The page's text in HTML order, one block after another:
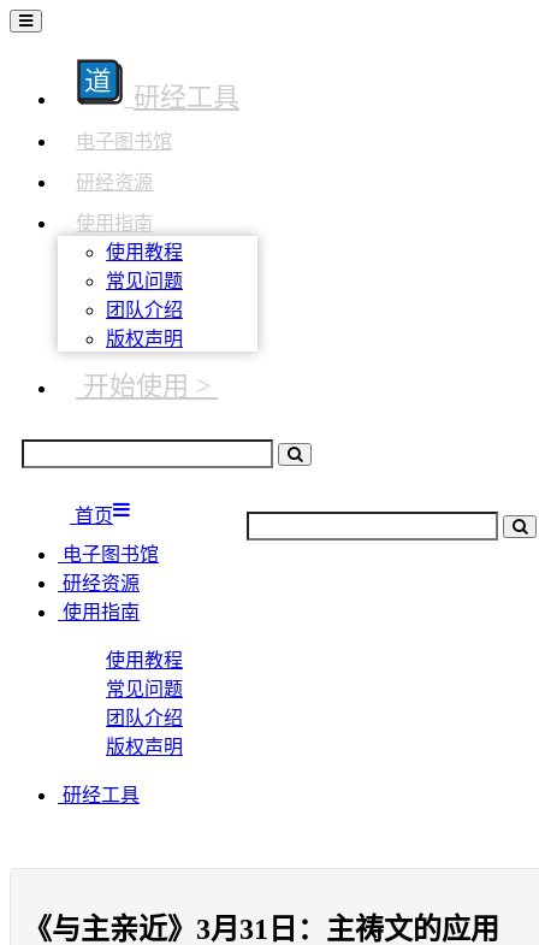
研经工具
电子图书馆
研经资源
使用指南
使用教程
常见问题
团队介绍
版权声明
开始使用 >
首页
电子图书馆
研经资源
使用指南
使用教程
常见问题
团队介绍
版权声明
研经工具
《与主亲近》3月31日：主祷文的应用